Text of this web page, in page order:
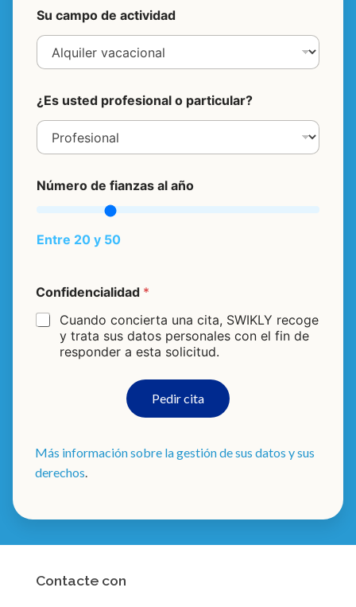
p
r
o
e
i
n
a
ñ
o
Su campo de actividad
¿Es usted profesional o particular?
Número de fianzas al año
Entre 20 y 50
Confidencialidad *
Cuando concierta una cita, SWIKLY recoge
y trata sus datos personales con el fin de
responder a esta solicitud.
Pedir cita
Más información sobre la gestión de sus datos y sus
derechos.
Contacte con